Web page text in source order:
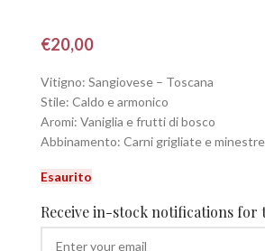
€20,00
Vitigno: Sangiovese – Toscana
Stile: Caldo e armonico
Aromi: Vaniglia e frutti di bosco
Abbinamento: Carni grigliate e minestre
Esaurito
Receive in-stock notifications for